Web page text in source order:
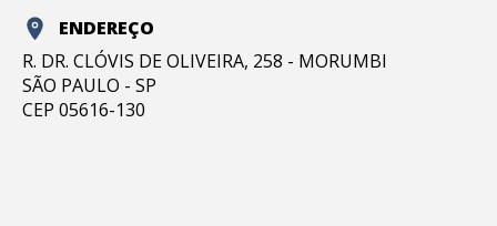
ENDEREÇO
R. DR. CLÓVIS DE OLIVEIRA, 258 - MORUMBI
SÃO PAULO - SP
CEP 05616-130